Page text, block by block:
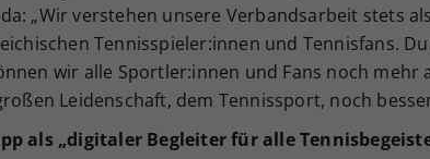
„Wir verstehen unsere Verbandsarbeit stets
Tennisspieler:innen und Tennisfans.
wir alle Sportler:innen und Fans noch mehr
Leidenschaft, dem Tennissport, noch
als „digitaler Begleiter für alle